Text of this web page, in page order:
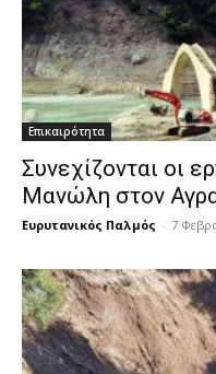
Επικαιρότητα
Συνεχίζονται οι
Μανώλη στον
Ευρυτανικός Παλμός - 7